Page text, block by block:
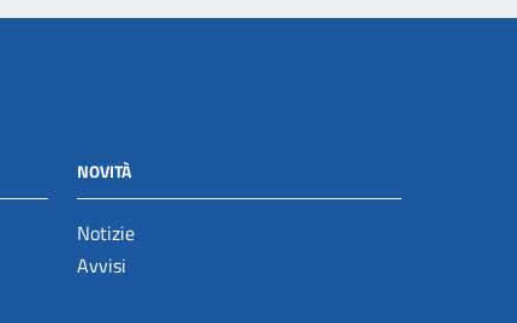
NOVITÀ
Notizie
Avvisi